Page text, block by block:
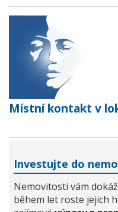
Místní kontakt v
Investujte do
Nemovitosti vám
během let roste jejich